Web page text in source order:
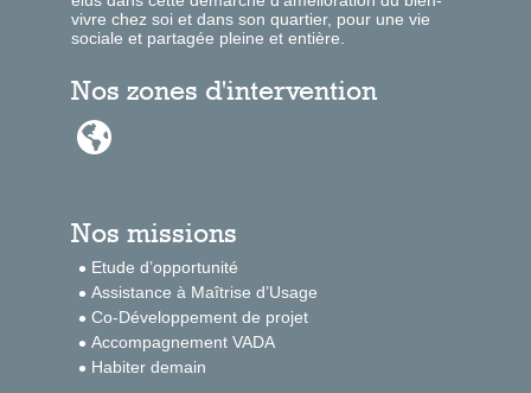
vivre chez soi et dans son quartier, pour une vie
sociale et partagée pleine et entière.
Nos zones d'intervention

Nos missions
Etude d’opportunité
Assistance à Maîtrise d’Usage
Co-Développement de projet
Accompagnement VADA
Habiter demain